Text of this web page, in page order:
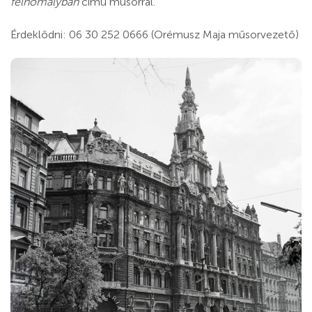
Érdeklődni: 06 30 252 0666 (Orémusz Maja műsorvezető)